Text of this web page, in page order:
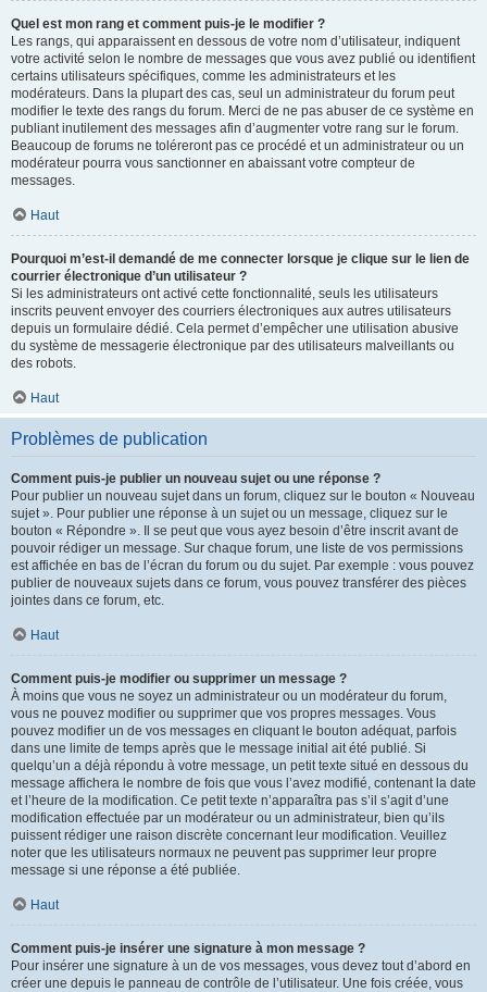
Quel est mon rang et comment puis-je le modifier ?
Les rangs, qui apparaissent en dessous de votre nom d’utilisateur, indiquent
votre activité selon le nombre de messages que vous avez publié ou identifient
certains utilisateurs spécifiques, comme les administrateurs et les
modérateurs. Dans la plupart des cas, seul un administrateur du forum peut
modifier le texte des rangs du forum. Merci de ne pas abuser de ce système en
publiant inutilement des messages afin d’augmenter votre rang sur le forum.
Beaucoup de forums ne toléreront pas ce procédé et un administrateur ou un
modérateur pourra vous sanctionner en abaissant votre compteur de
messages.
Haut
Pourquoi m’est-il demandé de me connecter lorsque je clique sur le lien de
courrier électronique d’un utilisateur ?
Si les administrateurs ont activé cette fonctionnalité, seuls les utilisateurs
inscrits peuvent envoyer des courriers électroniques aux autres utilisateurs
depuis un formulaire dédié. Cela permet d’empêcher une utilisation abusive
du système de messagerie électronique par des utilisateurs malveillants ou
des robots.
Haut
Problèmes de publication
Comment puis-je publier un nouveau sujet ou une réponse ?
Pour publier un nouveau sujet dans un forum, cliquez sur le bouton « Nouveau
sujet ». Pour publier une réponse à un sujet ou un message, cliquez sur le
bouton « Répondre ». Il se peut que vous ayez besoin d’être inscrit avant de
pouvoir rédiger un message. Sur chaque forum, une liste de vos permissions
est affichée en bas de l’écran du forum ou du sujet. Par exemple : vous pouvez
publier de nouveaux sujets dans ce forum, vous pouvez transférer des pièces
jointes dans ce forum, etc.
Haut
Comment puis-je modifier ou supprimer un message ?
À moins que vous ne soyez un administrateur ou un modérateur du forum,
vous ne pouvez modifier ou supprimer que vos propres messages. Vous
pouvez modifier un de vos messages en cliquant le bouton adéquat, parfois
dans une limite de temps après que le message initial ait été publié. Si
quelqu’un a déjà répondu à votre message, un petit texte situé en dessous du
message affichera le nombre de fois que vous l’avez modifié, contenant la date
et l’heure de la modification. Ce petit texte n’apparaîtra pas s’il s’agit d’une
modification effectuée par un modérateur ou un administrateur, bien qu’ils
puissent rédiger une raison discrète concernant leur modification. Veuillez
noter que les utilisateurs normaux ne peuvent pas supprimer leur propre
message si une réponse a été publiée.
Haut
Comment puis-je insérer une signature à mon message ?
Pour insérer une signature à un de vos messages, vous devez tout d’abord en
créer une depuis le panneau de contrôle de l’utilisateur. Une fois créée, vous